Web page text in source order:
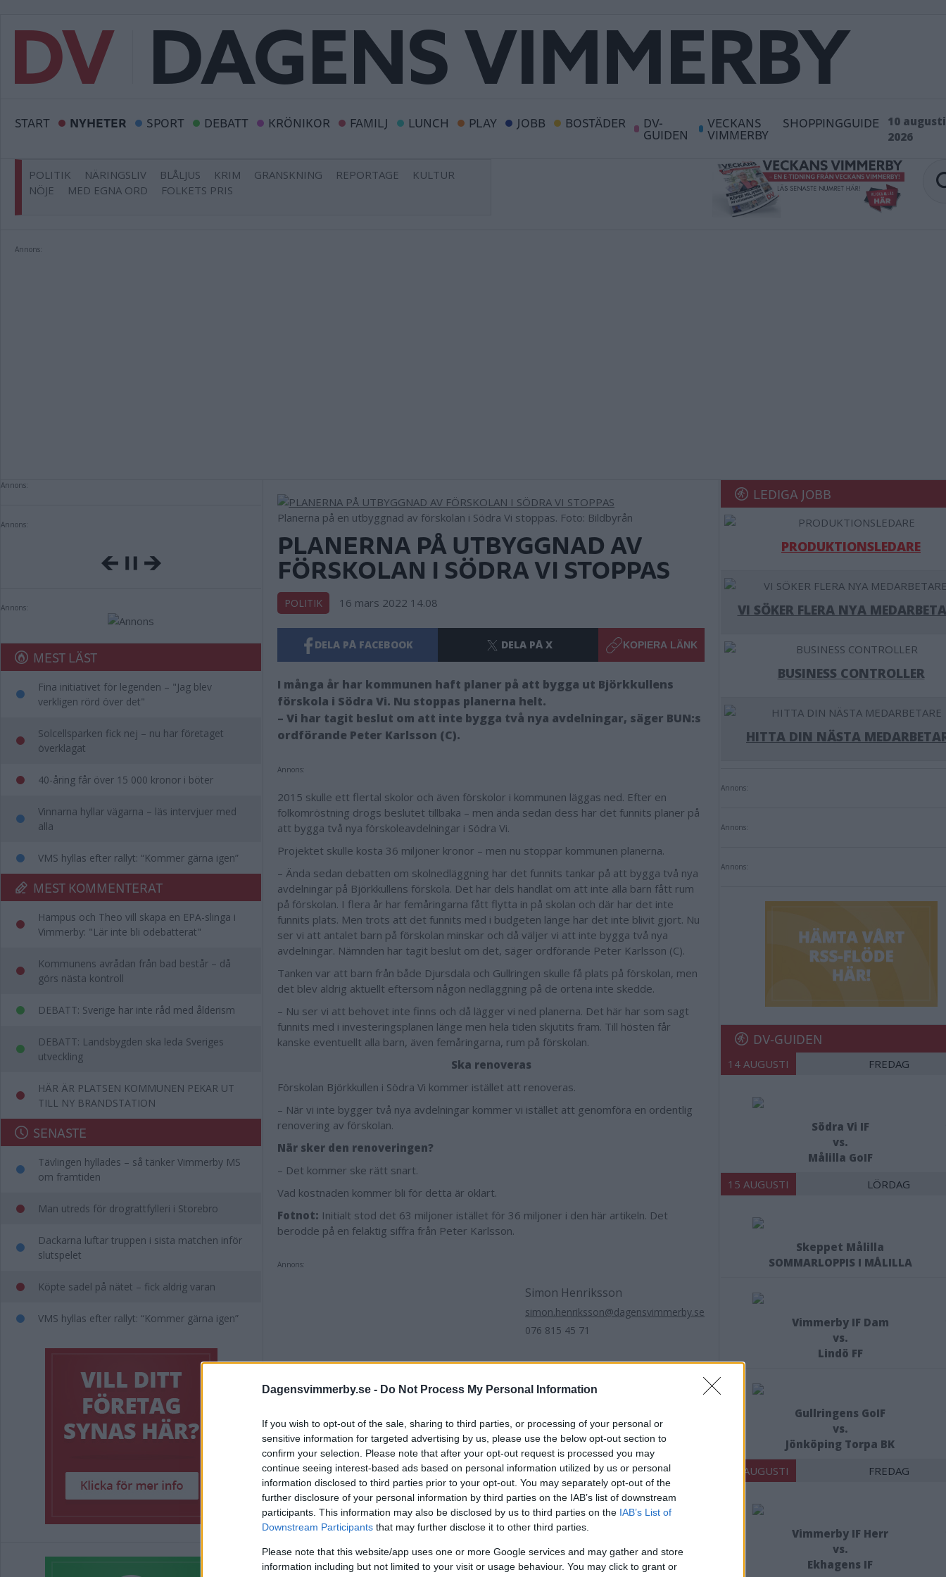
Dagensvimmerby.se - Do Not Process My Personal Information
If you wish to opt-out of the sale, sharing to third parties, or processing of your personal or
sensitive information for targeted advertising by us, please use the below opt-out section to
confirm your selection. Please note that after your opt-out request is processed you may
continue seeing interest-based ads based on personal information utilized by us or personal
information disclosed to third parties prior to your opt-out. You may separately opt-out of the
further disclosure of your personal information by third parties on the IAB’s list of downstream
participants. This information may also be disclosed by us to third parties on the IAB’s List of
Downstream Participants that may further disclose it to other third parties.
Please note that this website/app uses one or more Google services and may gather and store
information including but not limited to your visit or usage behaviour. You may click to grant or
START NYHETER SPORT DEBATT KRÖNIKOR FAMILJ LUNCH PLAY JOBB BOSTÄDER DV-
GUIDEN
VECKANS
VIMMERBY
SHOPPINGGUIDE
10 augusti
2026
POLITIK NÄRINGSLIV BLÅLJUS KRIM GRANSKNING REPORTAGE
KULTUR
NÖJE
MED EGNA ORD FOLKETS PRIS
Annons:
Annons:
Annons:
Annons:
MEST LÄST
Fina initiativet för legenden – "Jag blev
verkligen rörd över det"
Solcellsparken fick nej – nu har företaget
överklagat
40-åring får över 15 000 kronor i böter
Vinnarna hyllar vägarna – läs intervjuer med
alla
VMS hyllas efter rallyt: “Kommer gärna igen”
MEST KOMMENTERAT
Hampus och Theo vill skapa en EPA-slinga i
Vimmerby: "Lär inte bli odebatterat"
Kommunens avrådan från bad består – då
görs nästa kontroll
DEBATT: Sverige har inte råd med ålderism
DEBATT: Landsbygden ska leda Sveriges
utveckling
HÄR ÄR PLATSEN KOMMUNEN PEKAR UT
TILL NY BRANDSTATION
SENASTE
Tävlingen hyllades – så tänker Vimmerby MS
om framtiden
Man utreds för drograttfylleri i Storebro
Dackarna luftar truppen i sista matchen inför
slutspelet
Köpte sadel på nätet – fick aldrig varan
VMS hyllas efter rallyt: “Kommer gärna igen”
Planerna på en utbyggnad av förskolan i Södra Vi stoppas. Foto: Bildbyrån
PLANERNA PÅ UTBYGGNAD AV
FÖRSKOLAN I SÖDRA VI STOPPAS
POLITIK 16 mars 2022 14.08
DELA PÅ FACEBOOK DELA PÅ X KOPIERA LÄNK
I många år har kommunen haft planer på att bygga ut Björkkullens
förskola i Södra Vi. Nu stoppas planerna helt.
– Vi har tagit beslut om att inte bygga två nya avdelningar, säger BUN:s
ordförande Peter Karlsson (C).
Annons:
2015 skulle ett flertal skolor och även förskolor i kommunen läggas ned. Efter en
folkomröstning drogs beslutet tillbaka – men ända sedan dess har det funnits planer på
att bygga två nya förskoleavdelningar i Södra Vi.
Projektet skulle kosta 36 miljoner kronor – men nu stoppar kommunen planerna.
– Ända sedan debatten om skolnedläggning har det funnits tankar på att bygga två nya
avdelningar på Björkkullens förskola. Det har dels handlat om att inte alla barn fått rum
på förskolan. I flera år har femåringarna fått flytta in på skolan och där har det inte
funnits plats. Men trots att det funnits med i budgeten länge har det inte blivit gjort. Nu
ser vi att antalet barn på förskolan minskar och då väljer vi att inte bygga två nya
avdelningar. Nämnden har tagit beslut om det, säger ordförande Peter Karlsson (C).
Tanken var att barn från både Djursdala och Gullringen skulle få plats på förskolan, men
det blev aldrig aktuellt eftersom någon nedläggning på de ortena inte skedde.
– Nu ser vi att behovet inte finns och då lägger vi ned planerna. Det här har som sagt
funnits med i investeringsplanen länge men hela tiden skjutits fram. Till hösten får
kanske eventuellt alla barn, även femåringarna, rum på förskolan.
Ska renoveras
Förskolan Björkkullen i Södra Vi kommer istället att renoveras.
– När vi inte bygger två nya avdelningar kommer vi istället att genomföra en ordentlig
renovering av förskolan.
När sker den renoveringen?
– Det kommer ske rätt snart.
Vad kostnaden kommer bli för detta är oklart.
Fotnot: Initialt stod det 63 miljoner istället för 36 miljoner i den här artikeln. Det
berodde på en felaktig siffra från Peter Karlsson.
Annons:
Simon Henriksson
simon.henriksson@dagensvimmerby.se
076 815 45 71
Annons:
DELA PÅ FACEBOOK DELA PÅ X
LEDIGA JOBB
PRODUKTIONSLEDARE
VI SÖKER FLERA NYA
BUSINESS CONTROLLER
HITTA DIN NÄSTA
Annons:
Annons:
Annons:
DV-GUIDEN
14 AUGUSTI FREDAG
Södra Vi IF
vs.
Målilla GoIF
15 AUGUSTI LÖRDAG
Skeppet Målilla
SOMMARLOPPIS I MÅLILLA
Vimmerby IF Dam
vs.
Lindö FF
Gullringens GoIF
vs.
Jönköping Torpa BK
21 AUGUSTI FREDAG
Vimmerby IF Herr
vs.
Ekhagens IF